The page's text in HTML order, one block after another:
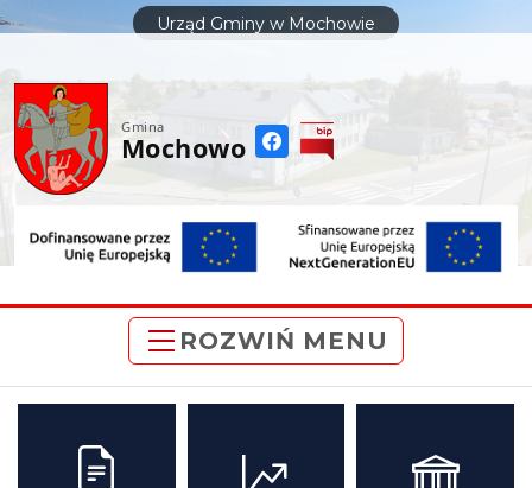
treści
Urząd Gminy w Mochowie
Gmina
Mochowo
ROZWIŃ MENU